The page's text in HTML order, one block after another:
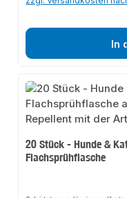
In
20 Stück - Hunde &
Flachsprühflasche